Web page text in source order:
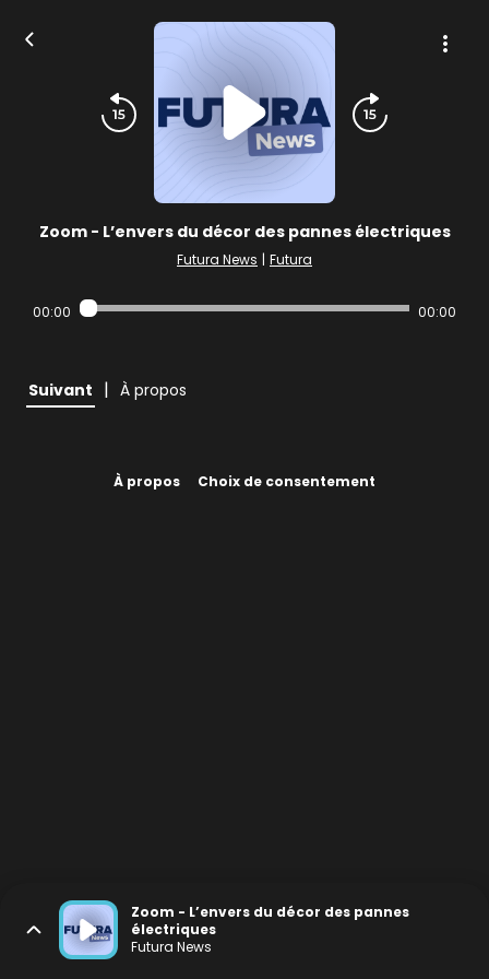
Zoom - L’envers du décor des pannes électriques
Futura News | Futura
00:00 00:00
Suivant | À propos
À propos Choix de consentement
Zoom - L’envers du décor des pannes
électriques
Futura News